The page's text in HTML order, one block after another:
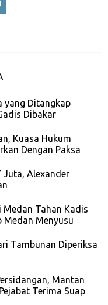
yang Ditangkap
Dibakar
Kuasa Hukum
Dengan Paksa
Juta, Alexander
Medan Tahan Kadis
Medan Menyusu
Tambunan Diperiksa
Mantan
Terima Suap